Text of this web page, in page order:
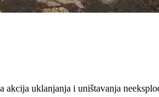
uklanjanja i uništavanja